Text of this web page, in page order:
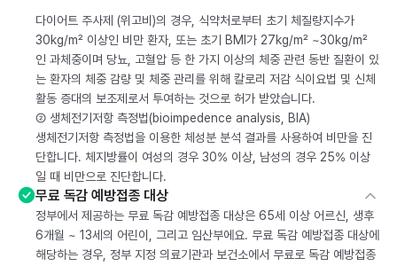
다이어트 주사제 (위고비)의 경우, 식약처로부터 초기 체질량지수가
30kg/m² 이상인 비만 환자, 또는 초기 BMI가 27kg/m² ~30kg/m²
인 과체중이며 당뇨, 고혈압 등 한 가지 이상의 체중 관련 동반 질환이 있
는 환자의 체중 감량 및 체중 관리를 위해 칼로리 저감 식이요법 및 신체
활동 증대의 보조제로서 투여하는 것으로 허가 받았습니다.
② 생체전기저항 측정법(bioimpedence analysis, BIA)
생체전기저항 측정법을 이용한 체성분 분석 결과를 사용하여 비만을 진
단합니다. 체지방률이 여성의 경우 30% 이상, 남성의 경우 25% 이상
일 때 비만으로 진단합니다.
무료 독감 예방접종 대상
정부에서 제공하는 무료 독감 예방접종 대상은 65세 이상 어르신, 생후
6개월 ~ 13세의 어린이, 그리고 임산부에요. 무료 독감 예방접종 대상에
해당하는 경우, 정부 지정 의료기관과 보건소에서 무료로 독감 예방접종